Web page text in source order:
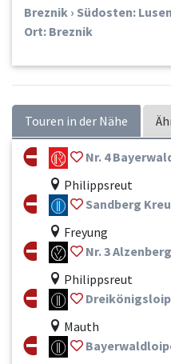
Breznik › Südosten: Lusen
Ort: Breznik
Touren in der Nähe
Nr. 4 Bayerwaldloipe
Philippsreut
Sandberg
Freyung
Nr. 3
Philippsreut
Mauth